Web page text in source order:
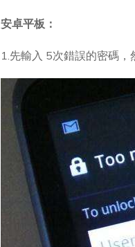
安卓平板：
1.先輸入 5次錯誤的密碼